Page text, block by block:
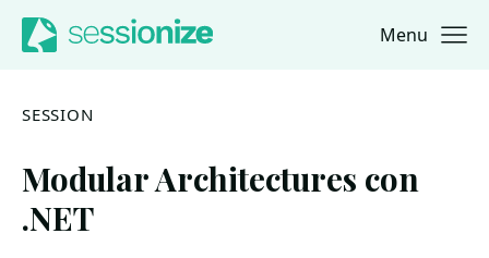
Jump to navigation
Jump to content Menu
SESSION
Modular Architectures con
.NET